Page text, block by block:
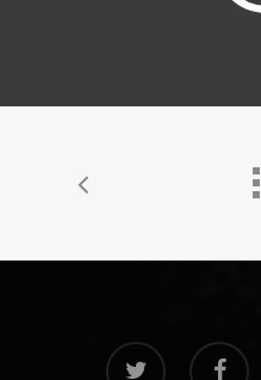
twitter facebook